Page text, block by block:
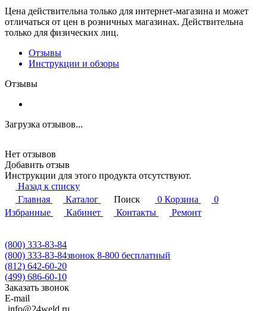
Цена действительна только для интернет-магазина и может
отличаться от цен в розничных магазинах. Действительна
только для физических лиц.
Отзывы
Инструкции и обзоры
Отзывы
Загрузка отзывов...
Нет отзывов
Добавить отзыв
Инструкции для этого продукта отсутствуют.
Назад к списку
Главная
Каталог Поиск 0 Корзина
0
Избранные
Кабинет Контакты Ремонт
(800) 333-83-84
(800) 333-83-84звонок 8-800 бесплатный
(812) 642-60-20
(499) 686-60-10
Заказать звонок
E-mail